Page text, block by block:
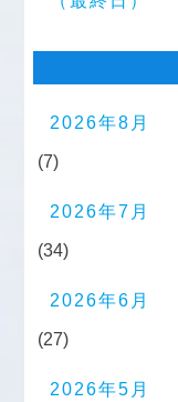
2026年8月
(7)
2026年7月
(34)
2026年6月
(27)
2026年5月